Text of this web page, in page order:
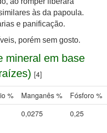
às da papoula.
e panificação.
porém sem gosto.
mineral em base
[4]
% Manganês % Fósforo %
0,0275 0,25